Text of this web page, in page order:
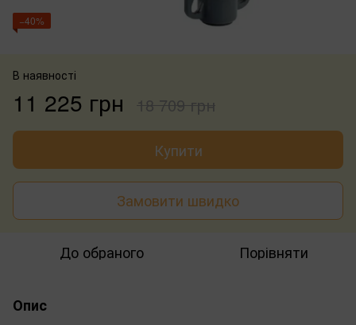
−40%
В наявності
11 225 грн 18 709 грн
Купити
Замовити швидко
До обраного Порівняти
Опис